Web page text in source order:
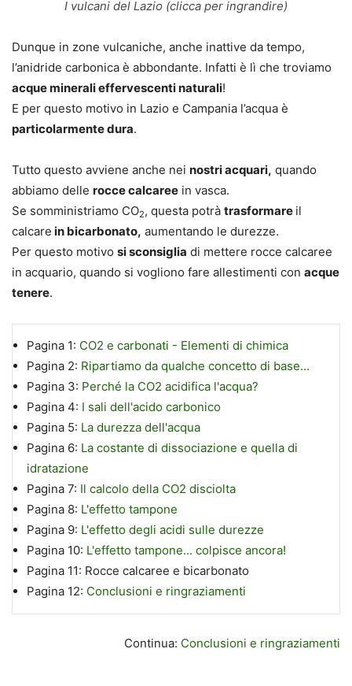
I vulcani del Lazio (clicca per ingrandire)
Dunque in zone vulcaniche, anche inattive da tempo,
l’anidride carbonica è abbondante. Infatti è lì che troviamo
acque minerali effervescenti naturali!
E per questo motivo in Lazio e Campania l’acqua è
particolarmente dura.
Tutto questo avviene anche nei nostri acquari, quando
abbiamo delle rocce calcaree in vasca.
Se somministriamo CO2, questa potrà trasformare il
calcare in bicarbonato, aumentando le durezze.
Per questo motivo si sconsiglia di mettere rocce calcaree
in acquario, quando si vogliono fare allestimenti con acque
tenere.
Pagina 1: CO2 e carbonati - Elementi di chimica
Pagina 2: Ripartiamo da qualche concetto di base...
Pagina 3: Perché la CO2 acidifica l'acqua?
Pagina 4: I sali dell'acido carbonico
Pagina 5: La durezza dell'acqua
Pagina 6: La costante di dissociazione e quella di
idratazione
Pagina 7: Il calcolo della CO2 disciolta
Pagina 8: L'effetto tampone
Pagina 9: L'effetto degli acidi sulle durezze
Pagina 10: L'effetto tampone... colpisce ancora!
Pagina 11: Rocce calcaree e bicarbonato
Pagina 12: Conclusioni e ringraziamenti
Continua: Conclusioni e ringraziamenti